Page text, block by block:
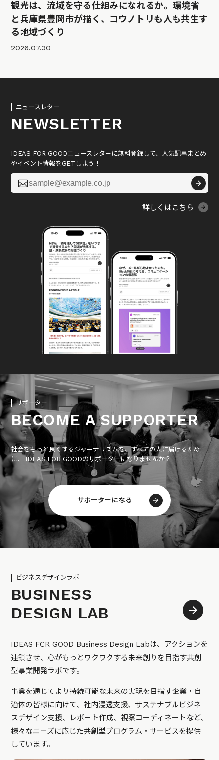
観光は、流域を守る仕組みになれるか。環境省
と兵庫県豊岡市が描く、コウノトリも人も共生す
る地域づくり
2026.07.30
ニュースレター
NEWSLETTER
IDEAS FOR GOODニュースレターに無料登録して、人気記事まとめ
やイベント情報をGETしよう！

詳しくはこちら
サポーター
BECOME A SUPPORTER
社会をもっと良くするジャーナリズムを、すべての人に届けるため
に、 IDEAS FOR GOODのサポーターになりませんか？
サポーターになる
ビジネスデザインラボ
BUSINESS
DESIGN LAB
IDEAS FOR GOOD Business Design Labは、アクションを
連鎖させ、心がもっとワクワクする未来創りを目指す共創
型事業開発ラボです。
事業を通じてより持続可能な未来の実現を目指す企業・自
治体の皆様に向けて、社内浸透支援、サステナブルビジネ
スデザイン支援、レポート作成、視察コーディネートなど、
様々なニーズに応じた共創型プログラム・サービスを提供
しています。